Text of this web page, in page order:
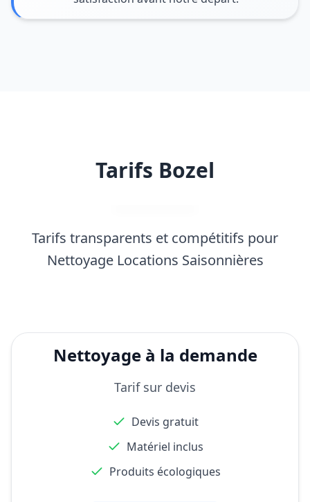
Tarifs Bozel
Tarifs transparents et compétitifs pour
Nettoyage Locations Saisonnières
Nettoyage à la demande
Tarif sur devis
Devis gratuit
Matériel inclus
Produits écologiques